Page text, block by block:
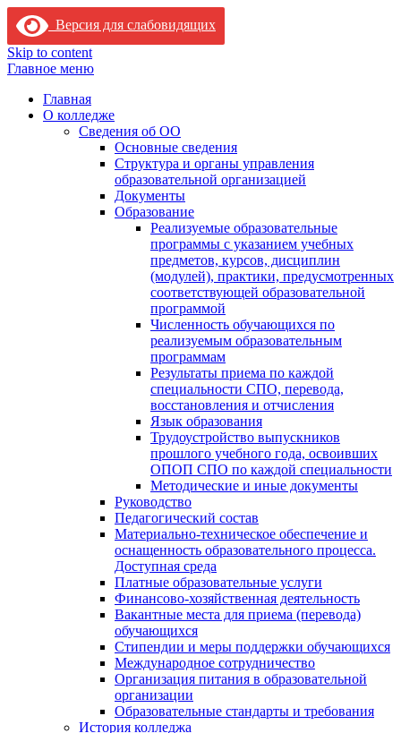
Версия для слабовидящих
Skip to content
Главное меню
Главная
О колледже
Сведения об ОО
Основные сведения
Структура и органы управления
образовательной организацией
Документы
Образование
Реализуемые образовательные
программы с указанием учебных
предметов, курсов, дисциплин
(модулей), практики, предусмотренных
соответствующей образовательной
программой
Численность обучающихся по
реализуемым образовательным
программам
Результаты приема по каждой
специальности СПО, перевода,
восстановления и отчисления
Язык образования
Трудоустройство выпускников
прошлого учебного года, освоивших
ОПОП СПО по каждой специальности
Методические и иные документы
Руководство
Педагогический состав
Материально-техническое обеспечение и
оснащенность образовательного процесса.
Доступная среда
Платные образовательные услуги
Финансово-хозяйственная деятельность
Вакантные места для приема (перевода)
обучающихся
Стипендии и меры поддержки обучающихся
Международное сотрудничество
Организация питания в образовательной
организации
Образовательные стандарты и требования
История колледжа